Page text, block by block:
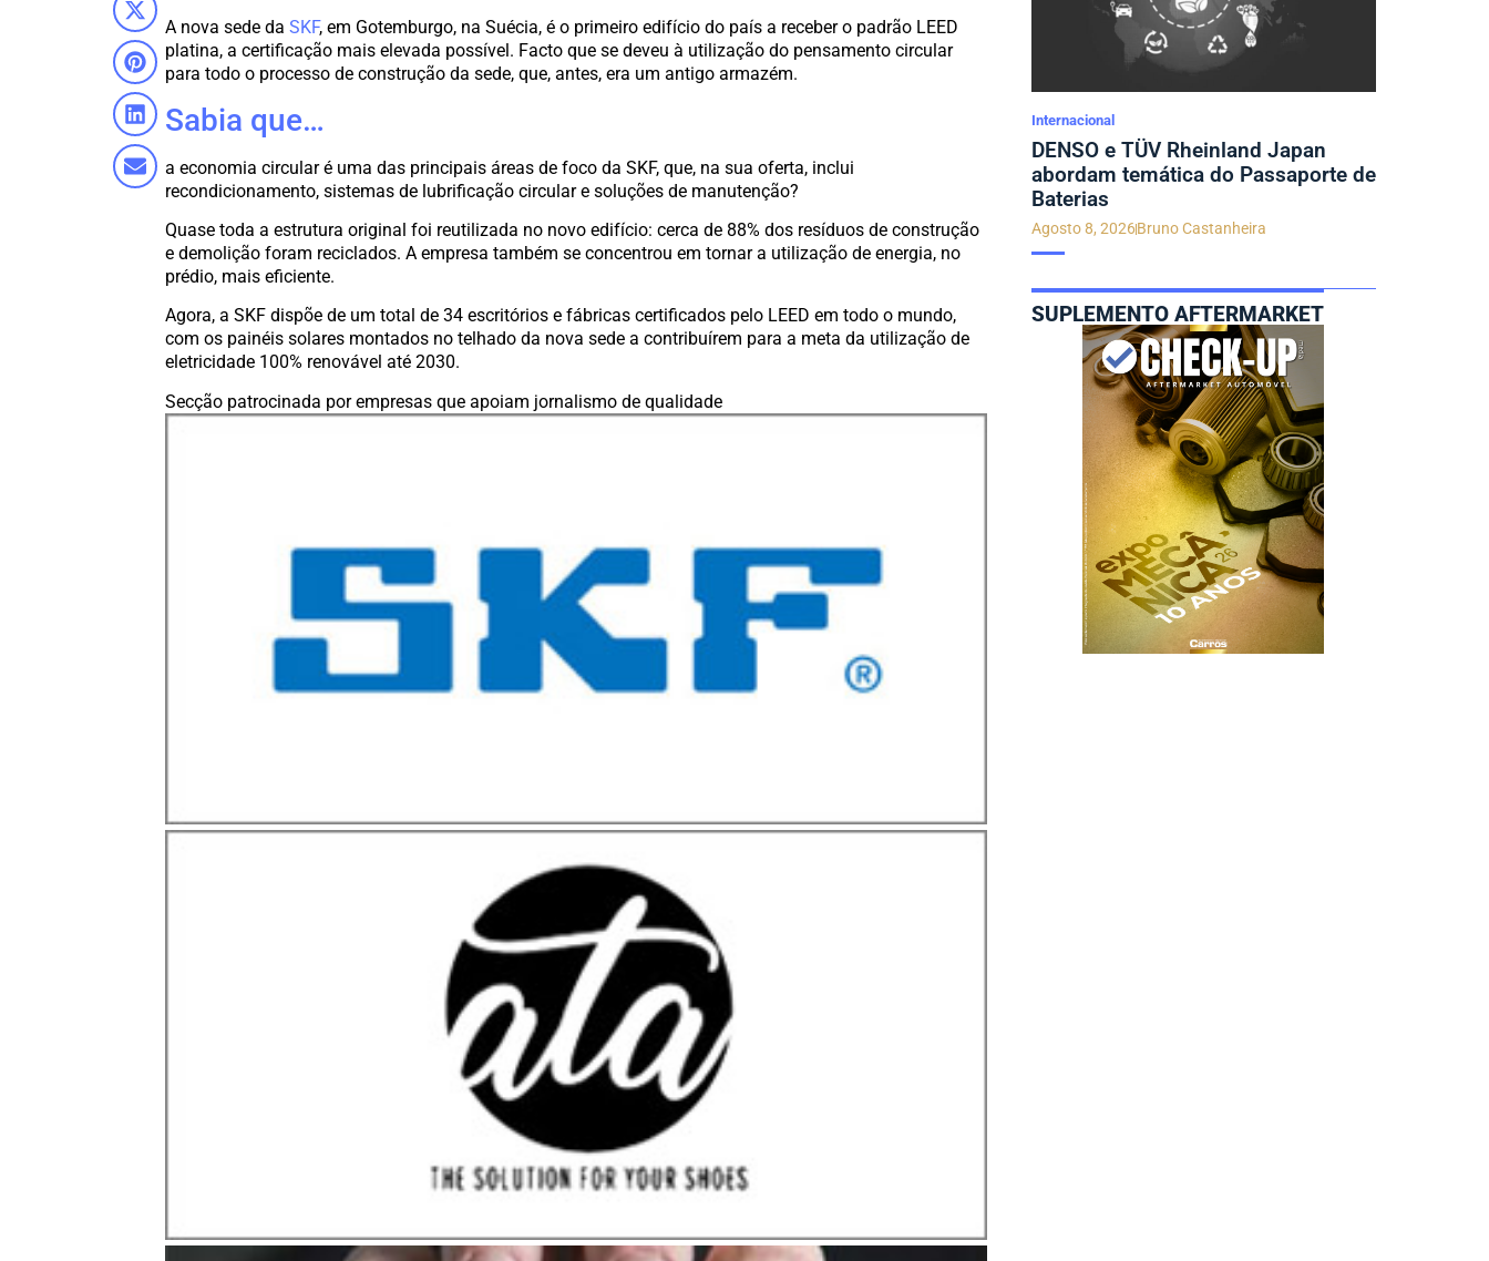
A nova sede daSKF, em Gotemburgo, na Suécia, é o primeiro edifício do país a receber o padrão LEED
platina, a certificação mais elevada possível. Facto que se deveu à utilização do pensamento circular
para todo o processo de construção da sede, que, antes, era um antigo armazém.
Sabia que…
a economia circular é uma das principais áreas de foco da SKF, que, na sua oferta, inclui
recondicionamento, sistemas de lubrificação circular e soluções de manutenção?
Quase toda a estrutura original foi reutilizada no novo edifício: cerca de 88% dos resíduos de construção
e demolição foram reciclados. A empresa também se concentrou em tornar a utilização de energia, no
prédio, mais eficiente.
Agora, a SKF dispõe de um total de 34 escritórios e fábricas certificados pelo LEED em todo o mundo,
com os painéis solares montados no telhado da nova sede a contribuírem para a meta da utilização de
eletricidade 100% renovável até 2030.
Secção patrocinada por empresas que apoiam jornalismo de qualidade
Internacional
DENSO e TÜV Rheinland Japan
abordam temática do Passaporte de
Baterias
Agosto 8, 2026Bruno Castanheira
SUPLEMENTO AFTERMARKET